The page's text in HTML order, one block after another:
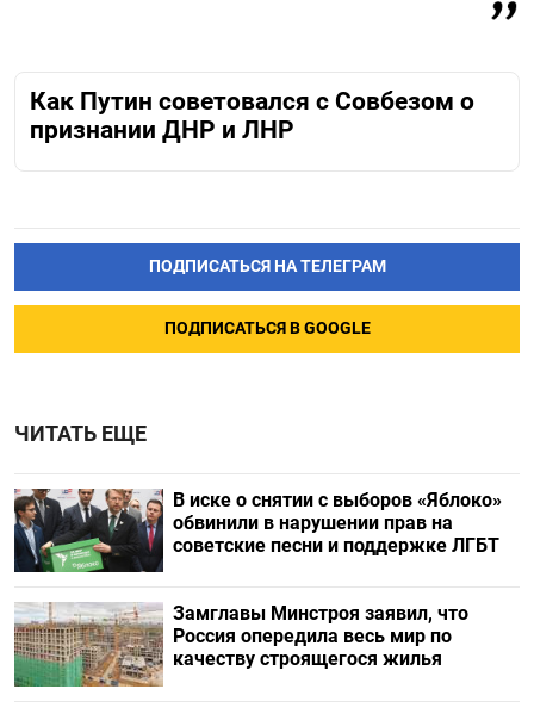
Как Путин советовался с Совбезом о
признании ДНР и ЛНР
ПОДПИСАТЬСЯ НА ТЕЛЕГРАМ
ПОДПИСАТЬСЯ В GOOGLE
ЧИТАТЬ ЕЩЕ
В иске о снятии с выборов «Яблоко»
обвинили в нарушении прав на
советские песни и поддержке ЛГБТ
Замглавы Минстроя заявил, что
Россия опередила весь мир по
качеству строящегося жилья